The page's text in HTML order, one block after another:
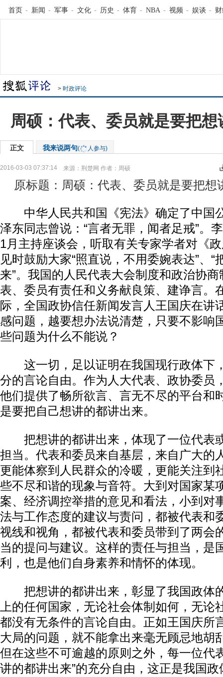
首页 - 新闻 - 军事 - 文化 - 历史 - 体育 - NBA - 视频 - 娱谈 -
> 时政评论
周硕：代表、委员就是要把
正文 我来说两句( 人参与)
2016-03-03 07:37:14 来源： 荆楚网 作者：周硕
原标题：周硕：代表、委员就是要把想
中华人民共和国《宪法》确定了中国
泽东同志曾说：“言者无罪，闻者足戒”。
1月主持座谈会，听取有关专家学者对《
见时鼓励大家“照直说，不用委婉表达”、“
来”。我国的人民代表大会制度和政治协
表、委员有责任和义务献良策、建诤言。
际，全国政协信任新闻发言人王国庆在讲
感问题，越要想办法说清楚，只要不影响
些问题为什么不能说？
这一切，足以证明在我国现行政体下
分的言论自由。作为人大代表、政协委员
他们提供了畅所欲言、言无不尽的平台和
是要把自己想讲的都讲出来。
把想讲的都讲出来，体现了一位代表
担当。代表和委员来自基层，来自广大的
更能体察到人民群众的冷暖，更能关注到
些不尽和谐的现象与音符。大到对国家某
案、经济调控举措的意见和看法，小到对
法与工作态度的建议与责问，都被代表和
视线和视角，都被代表和委员带到了两会
当的提问与建议。这样的责任与担当，是
利，也是他们自身素养和情怀的体现。
把想讲的都讲出来，彰显了我国政体
上的任何国家，无论社会体制如何，无论
都没有无条件的言论自由。正如王国庆所
大局的问题，就不能拿出来毫无顾忌地胡
但在这些不可逾越的原则之外，每一位代
讲的都讲出来”的充分自由，这正是我国